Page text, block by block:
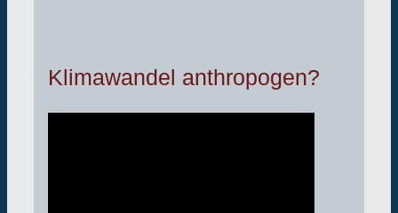
Klimawandel anthropogen?